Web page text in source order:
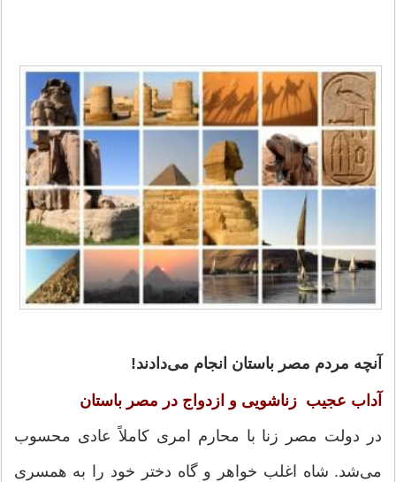
آنچه مردم مصر باستان انجام مى‌دادند!
آداب عجیب زناشویی و ازدواج در مصر باستان
در دولت مصر زنا با محارم امری كاملاً عادی محسوب
می‌شد. شاه اغلب خواهر و گاه دختر خود را به همسری